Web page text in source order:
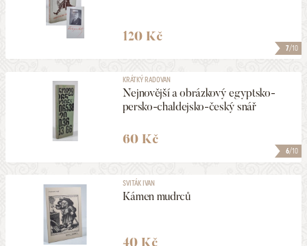
7/10
120 Kč
6/10
KRÁTKÝ RADOVAN
Nejnovější a obrázkový egyptsko-
persko-chaldejsko-český snář
60 Kč
SVITÁK IVAN
Kámen mudrců
40 Kč